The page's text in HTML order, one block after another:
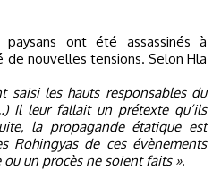
ont été assassinés à
nouvelles tensions. Selon Hla
saisi les hauts responsables du
Il leur fallait un prétexte qu’ils
la propagande étatique est
Rohingyas de ces évènements
ou un procès ne soient faits ».